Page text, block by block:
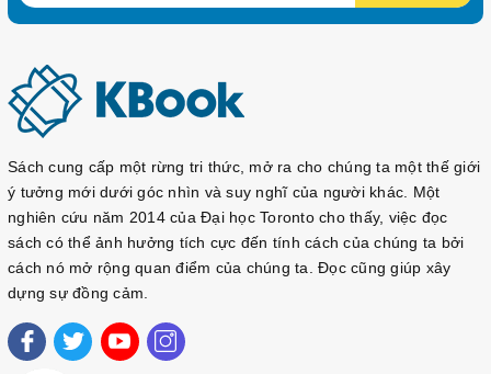
Sách cung cấp một rừng tri thức, mở ra cho chúng ta một thế giới
ý tưởng mới dưới góc nhìn và suy nghĩ của người khác. Một
nghiên cứu năm 2014 của Đại học Toronto cho thấy, việc đọc
sách có thể ảnh hưởng tích cực đến tính cách của chúng ta bởi
cách nó mở rộng quan điểm của chúng ta. Đọc cũng giúp xây
dựng sự đồng cảm.